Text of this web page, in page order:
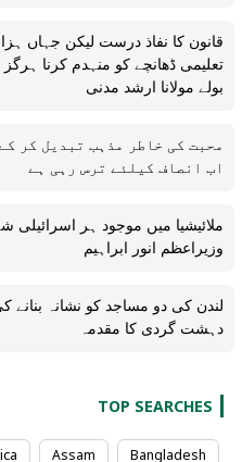
قانون کا نفاذ درست لیکن جہاں
تعلیمی ڈھانچے کو منہدم کرنا
بولے مولانا ارشد مدنی
محبت کی خاطر مذہب تبدیل کر
اب انصاف کیلئے ترس رہی ہے
ملائیشیا میں موجود ہر اسرائیلی
وزیراعظم انور ابراہیم
دہشت گردی کا مقدمہ
TOP SEARCHES
Assam Bangladesh